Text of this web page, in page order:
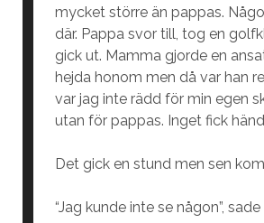
mycket större än pappas.
där. Pappa svor till, tog en
gick ut. Mamma gjorde en
hejda honom men då var han
var jag inte rädd för min egen
utan för pappas. Inget fick
Det gick en stund men sen
“Jag kunde inte se någon”, sade